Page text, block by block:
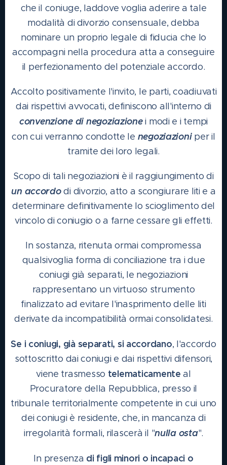
che il coniuge, laddove voglia aderire a tale
modalità di divorzio consensuale, debba
nominare un proprio legale di fiducia che lo
accompagni nella procedura atta a conseguire
il perfezionamento del potenziale accordo.
Accolto positivamente l'invito, le parti, coadiuvati
dai rispettivi avvocati, definiscono all'interno di
convenzione di negoziazionei modi e i tempi
con cui verranno condotte le negoziazioniper il
tramite dei loro legali.
Scopo di tali negoziazioni è il raggiungimento di
un accordodi divorzio, atto a scongiurare liti e a
determinare definitivamente lo scioglimento del
vincolo di coniugio o a farne cessare gli effetti.
In sostanza, ritenuta ormai compromessa
qualsivoglia forma di conciliazione tra i due
coniugi già separati, le negoziazioni
rappresentano un virtuoso strumento
finalizzato ad evitare l'inasprimento delle liti
derivate da incompatibilità ormai consolidatesi.
Se i coniugi, già separati, si accordano, l'accordo
sottoscritto dai coniugi e dai rispettivi difensori,
viene trasmesso telematicamente al
Procuratore della Repubblica, presso il
tribunale territorialmente competente in cui uno
dei coniugi è residente, che, in mancanza di
irregolarità formali, rilascerà il "nulla osta".
In presenza di figli minori o incapaci o